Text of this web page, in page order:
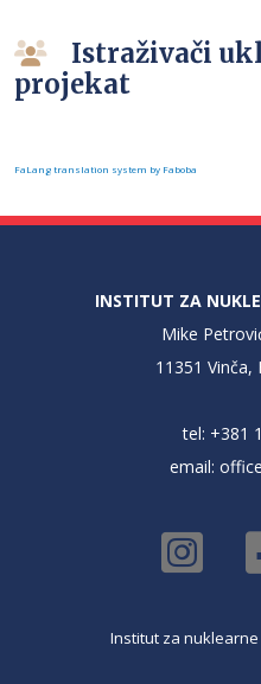
Istraživači
projekat
FaLang translation system by Faboba
INSTITUT ZA
Mike
11351 Vinča,
tel: +381
email:
Institut za